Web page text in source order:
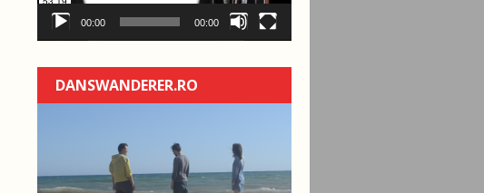
00:00 00:00
DANSWANDERER.RO